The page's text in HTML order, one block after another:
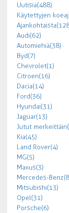
Uutisia (488)
Käytettyjen
Ajankohtaista
Audi (62)
Automiehiä (38)
Byd (7)
Chevrolet (1)
Citroen (16)
Dacia (14)
Ford (36)
Hyundai (31)
Jaguar (13)
Jutut merkeittäin
Kia (45)
Land Rover (4)
MG (5)
Maxus (3)
Mercedes-Benz
Mitsubishi (13)
Opel (31)
Porsche (6)